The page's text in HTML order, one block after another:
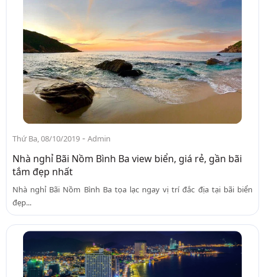
Thứ Ba, 08/10/2019 - Admin
Nhà nghỉ Bãi Nồm Bình Ba view biển, giá rẻ, gần bãi
tắm đẹp nhất
Nhà nghỉ Bãi Nồm Bình Ba tọa lạc ngay vị trí đắc địa tại bãi biển
đẹp...